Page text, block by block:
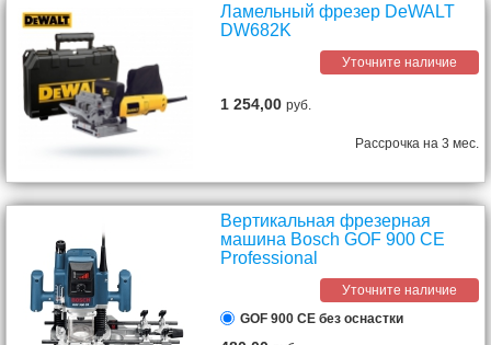
Ламельный фрезер DeWALT
DW682K
Уточните наличие
1 254,00руб.
Рассрочка на 3 мес.
Вертикальная фрезерная
машина Bosch GOF 900 CE
Professional
Уточните наличие
GOF 900 CE без оснастки